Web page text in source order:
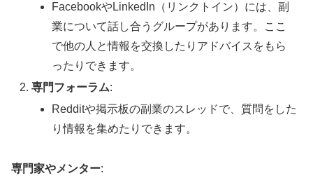
FacebookやLinkedIn（リンクトイン）には、副
業について話し合うグループがあります。ここ
で他の人と情報を交換したりアドバイスをもら
ったりできます。
専門フォーラム:
Redditや掲示板の副業のスレッドで、質問をした
り情報を集めたりできます。
専門家やメンター: